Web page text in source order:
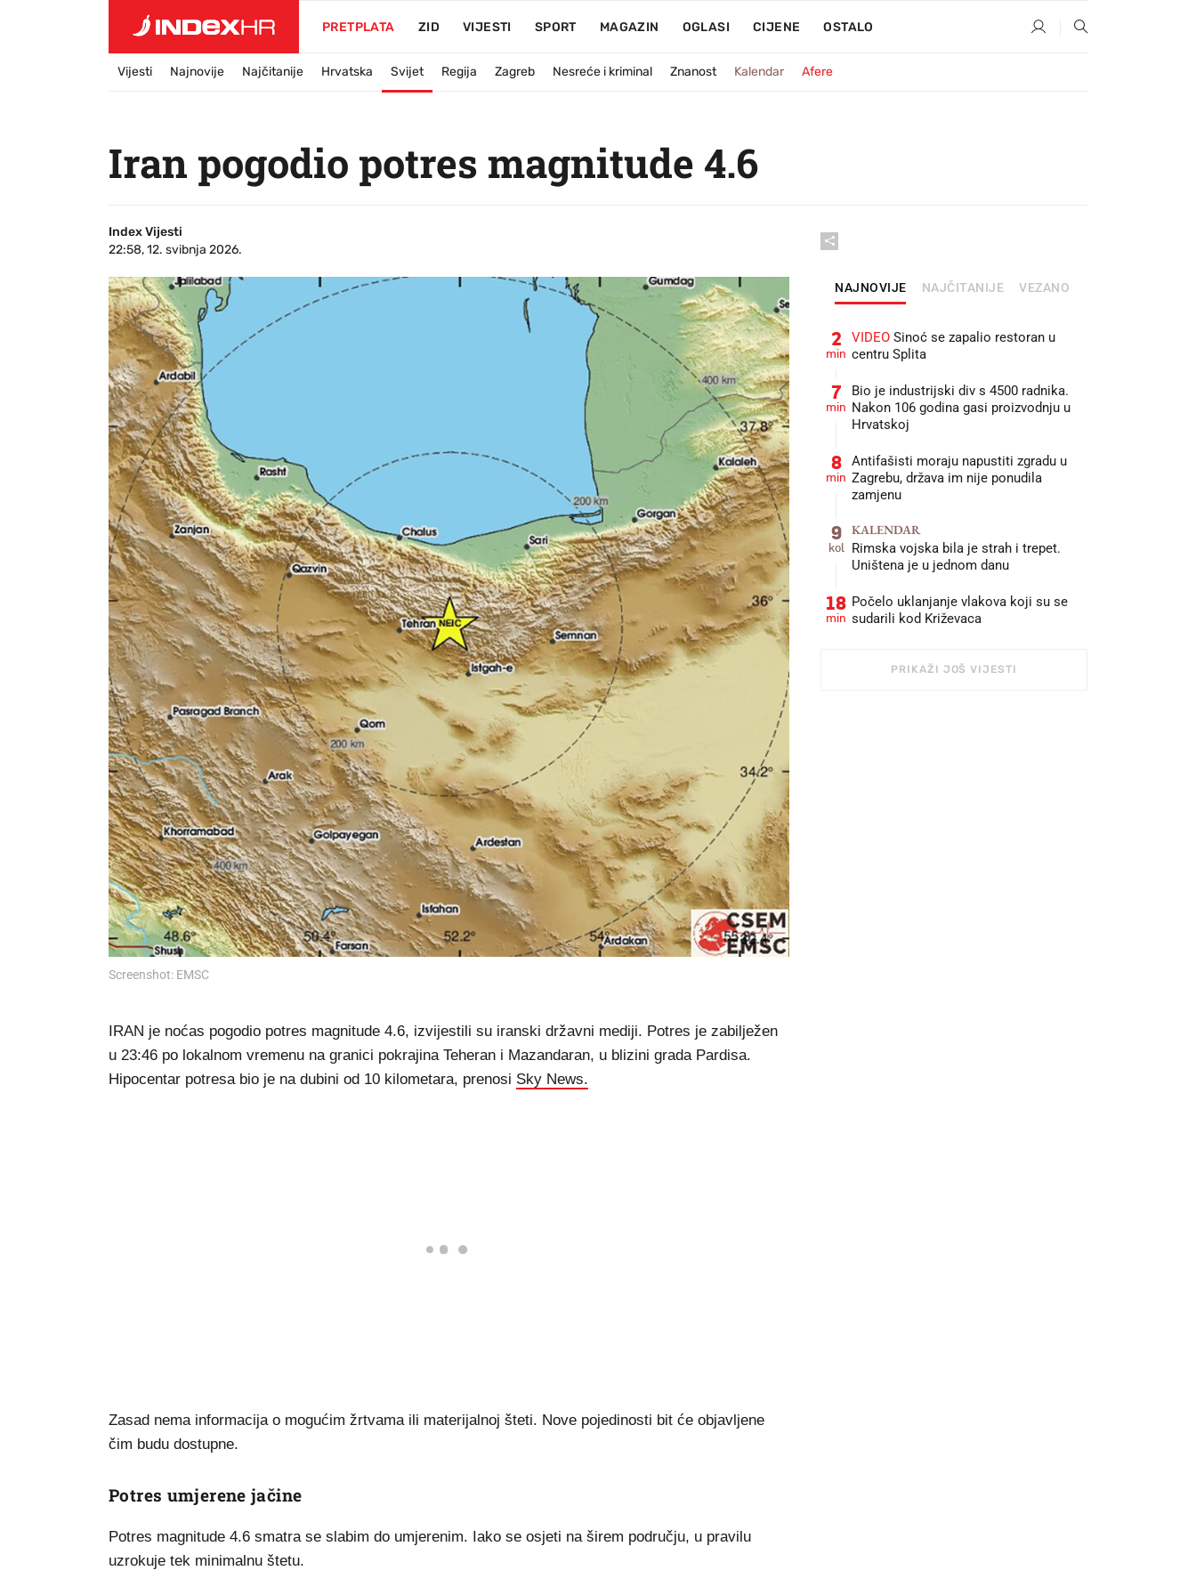
PRETPLATA ZID VIJESTI SPORT MAGAZIN OGLASI CIJENE OSTALO
Vijesti Najnovije Najčitanije Hrvatska Svijet Regija Zagreb Nesreće i kriminal Znanost Kalendar Afere
Iran pogodio potres magnitude 4.6
Index Vijesti
22:58, 12. svibnja 2026.
Screenshot: EMSC
IRAN je noćas pogodio potres magnitude 4.6, izvijestili su iranski državni mediji. Potres je zabilježen
u 23:46 po lokalnom vremenu na granici pokrajina Teheran i Mazandaran, u blizini grada Pardisa.
Hipocentar potresa bio je na dubini od 10 kilometara, prenosi Sky News.
Zasad nema informacija o mogućim žrtvama ili materijalnoj šteti. Nove pojedinosti bit će objavljene
čim budu dostupne.
Potres umjerene jačine
Potres magnitude 4.6 smatra se slabim do umjerenim. Iako se osjeti na širem području, u pravilu
uzrokuje tek minimalnu štetu.
NAJNOVIJE NAJČITANIJE VEZANO
2
min
VIDEO Sinoć se zapalio restoran u
centru Splita
7
min
Bio je industrijski div s 4500 radnika.
Nakon 106 godina gasi proizvodnju u
Hrvatskoj
8
min
Antifašisti moraju napustiti zgradu u
Zagrebu, država im nije ponudila
zamjenu
9
kol
KALENDAR
Rimska vojska bila je strah i trepet.
Uništena je u jednom danu
18
min
Počelo uklanjanje vlakova koji su se
sudarili kod Križevaca
PRIKAŽI JOŠ VIJESTI